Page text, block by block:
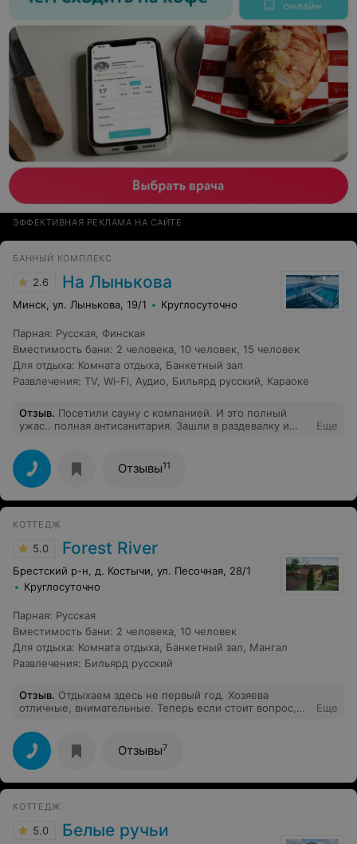
ЭФФЕКТИВНАЯ РЕКЛАМА НА САЙТЕ
БАННЫЙ КОМПЛЕКС
2.6 На Лынькова
Минск, ул. Лынькова, 19/1 Круглосуточно
Парная: Русская, Финская
Вместимость бани: 2 человека, 10 человек, 15 человек
Для отдыха: Комната отдыха, Банкетный зал
Развлечения: TV, Wi-Fi, Аудио, Бильярд русский, Караоке
Отзыв. Посетили сауну с компанией. И это полный
ужас.. полная антисанитария. Зашли в раздевалку и
еще поискать сюрпризы, и знаете не прогадала 15+
фото... Администратор на таракана отреагировала так"
хм, странно вроде недавно травили" . Тараканы,
плесень, вонь, пыль. Никто не убирался наверно с
открытия. В итоге я не купалась, не парилась, и сидела
сауну категорически . Буду жаловаться в
санпендистанцию Это малая часть фоток
Еще
Отзывы11
КОТТЕДЖ
5.0 Forest River
Брестский р-н, д. Костычи, ул. Песочная, 28/1
Круглосуточно
Парная: Русская
Вместимость бани: 2 человека, 10 человек
Для отдыха: Комната отдыха, Банкетный зал, Мангал
Развлечения: Бильярд русский
Отзыв. Отдыхаем здесь не первый год. Хозяева
отличные, внимательные. Теперь если стоит вопрос,
river.
Еще
Отзывы7
КОТТЕДЖ
5.0 Белые ручьи